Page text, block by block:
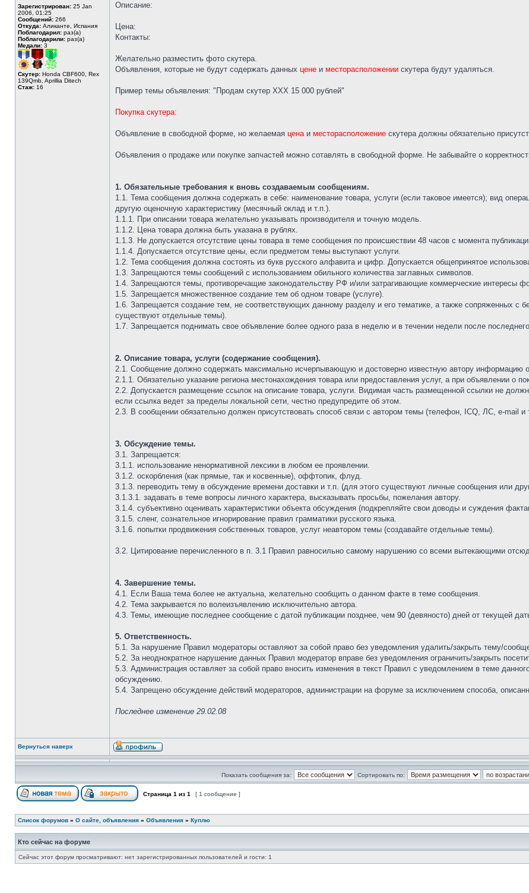
Зарегистрирован: 25 Jan
2006, 01:25
Сообщений: 266
Откуда: Аликанте, Испания
Поблагодарил: раз(а)
Поблагодарили: раз(а)
Медали: 3
Скутер: Honda CBF600, Rex
139Qmb, Aprillia Ditech
Стаж: 16
Описание:
Цена:
Контакты:
Желательно разместить фото скутера.
Объявления, которые не будут содержать данных цене и месторасположении скутера будут удаляться.
Пример темы объявления: "Продам скутер ХХХ 15 000 рублей"
Покупка скутера:
Объявление в свободной форме, но желаемая ценаи месторасположение скутера должны обязательно
Объявления о продаже или покупке запчастей можно сотавлять в свободной форме. Не забывайте о
1. Обязательные требования к вновь создаваемым сообщениям.
1.1. Тема сообщения должна содержать в себе: наименование товара, услуги (если таковое имеется); вид
другую оценочную характеристику (месячный оклад и т.п.).
1.1.1. При описании товара желательно указывать производителя и точную модель.
1.1.2. Цена товара должна быть указана в рублях.
1.1.3. Не допускается отсутствие цены товара в теме сообщения по происшествии 48 часов с момента
1.1.4. Допускается отсутствие цены, если предметом темы выступают услуги.
1.2. Тема сообщения должна состоять из букв русского алфавита и цифр. Допускается общепринятое
1.3. Запрещаются темы сообщений с использованием обильного количества заглавных символов.
1.4. Запрещаются темы, противоречащие законодательству РФ и/или затрагивающие коммерческие интересы
1.5. Запрещается множественное создание тем об одном товаре (услуге).
1.6. Запрещается создание тем, не соответствующих данному разделу и его тематике, а также сопряженных с
существуют отдельные темы).
1.7. Запрещается поднимать свое объявление более одного раза в неделю и в течении недели после
2. Описание товара, услуги (содержание сообщения).
2.1. Сообщение должно содержать максимально исчерпывающую и достоверно известную автору информацию о
2.1.1. Обязательно указание региона местонахождения товара или предоставления услуг, а при объявлении о
2.2. Допускается размещение ссылок на описание товара, услуги. Видимая часть размещенной ссылки не
если ссылка ведет за пределы локальной сети, честно предупредите об этом.
2.3. В сообщении обязательно должен присутствовать способ связи с автором темы (телефон, ICQ, ЛС, e-mail и
3. Обсуждение темы.
3.1. Запрещается:
3.1.1. использование ненормативной лексики в любом ее проявлении.
3.1.2. оскорбления (как прямые, так и косвенные), оффтопик, флуд.
3.1.3. переводить тему в обсуждение времени доставки и т.п. (для этого существуют личные сообщения или
3.1.3.1. задавать в теме вопросы личного характера, высказывать просьбы, пожелания автору.
3.1.4. субъективно оценивать характеристики объекта обсуждения (подкрепляйте свои доводы и суждения
3.1.5. сленг, сознательное игнорирование правил грамматики русского языка.
3.1.6. попытки продвижения собственных товаров, услуг неавтором темы (создавайте отдельные темы).
3.2. Цитирование перечисленного в п. 3.1 Правил равносильно самому нарушению со всеми вытекающими
4. Завершение темы.
4.1. Если Ваша тема более не актуальна, желательно сообщить о данном факте в теме сообщения.
4.2. Тема закрывается по волеизъявлению исключительно автора.
4.3. Темы, имеющие последнее сообщение с датой публикации позднее, чем 90 (девяносто) дней от текущей
5. Ответственность.
5.1. За нарушение Правил модераторы оставляют за собой право без уведомления удалить/закрыть тему/
5.2. За неоднократное нарушение данных Правил модератор вправе без уведомления ограничить/закрыть
5.3. Администрация оставляет за собой право вносить изменения в текст Правил с уведомлением в теме
обсуждению.
5.4. Запрещено обсуждение действий модераторов, администрации на форуме за исключением способа,
Последнее изменение 29.02.08
Вернуться наверх
Показать сообщения за: Сортировать по:
Страница 1 из 1 [ 1 сообщение ]
Список форумов » О сайте, объявления » Объявления » Куплю
Кто сейчас на форуме
Сейчас этот форум просматривают: нет зарегистрированных пользователей и гости: 1